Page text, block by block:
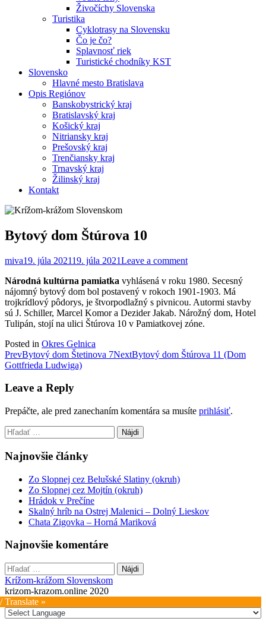
Živočíchy Slovenska
Turistika
Cyklotrasy na Slovensku
Čo je čo?
Splavnosť riek
Turistické chodníky KST
Slovensko
Hlavné mesto Bratislava
Opis Regiónov
Banskobystrický kraj
Bratislavský kraj
Košický kraj
Nitriansky kraj
Prešovský kraj
Trenčiansky kraj
Trnavský kraj
Žilinský kraj
Kontakt
Bytový dom Štúrova 10
miva19. júla 202119. júla 2021Leave a comment
Národná kultúrna pamiatka vyhlásená v roku 1980. Secesný
nájomný bytový dom bol postavený v rokoch 1901-1903. Má
trojkrídlový pôdorys, je štvorpodlažný s pivnicou. Autormi stavby
sú J. Schiller, Marcel Komor a Dezider Jakab. Nárožný dom, Hotel
Tulipán, stojí na ulici Štúrova 10 v Pamiatkovej zóne.
Posted in Okres Gelnica
Post
navigation
PrevBytový dom Štetinova 7NextBytový dom Štúrova 11 (Dom
Gottfrieda Ludwiga)
Leave a Reply
Prepáčte, ale pred zanechaním komentára sa musíte prihlásiť.
Hľadať:
Najnovšie články
Zo Slopnej cez Belušské Slatiny (okruh)
Zo Slopnej cez Mojtín (okruh)
Hrádok v Prečíne
Skalný hríb na Ostrej Malenici – Dolný Lieskov
Chata Zigovka – Horná Mariková
Najnovšie komentáre
Hľadať:
Krížom-krážom Slovenskom
krizom-krazom.online 2020
Translate »